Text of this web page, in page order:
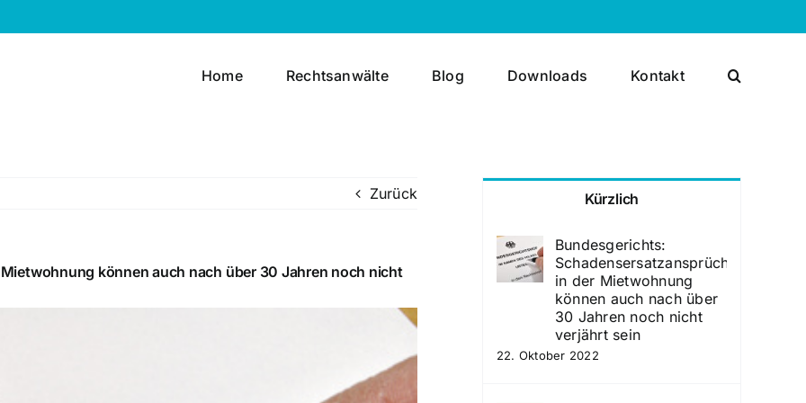
Home Rechtsanwälte Blog Downloads Kontakt
Zurück
können auch nach über 30 Jahren noch nicht
Kürzlich
Bundesgerichts:
Schadensersatzansprüche
in der Mietwohnung
können auch nach über
30 Jahren noch nicht
verjährt sein
22. Oktober 2022